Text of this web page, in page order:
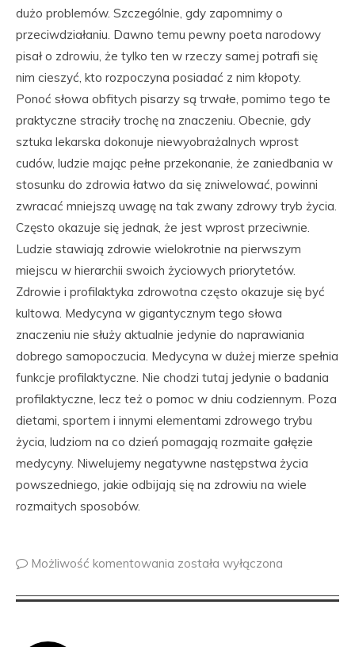
dużo problemów. Szczególnie, gdy zapomnimy o
przeciwdziałaniu. Dawno temu pewny poeta narodowy
pisał o zdrowiu, że tylko ten w rzeczy samej potrafi się
nim cieszyć, kto rozpoczyna posiadać z nim kłopoty.
Ponoć słowa obfitych pisarzy są trwałe, pomimo tego te
praktyczne straciły trochę na znaczeniu. Obecnie, gdy
sztuka lekarska dokonuje niewyobrażalnych wprost
cudów, ludzie mając pełne przekonanie, że zaniedbania w
stosunku do zdrowia łatwo da się zniwelować, powinni
zwracać mniejszą uwagę na tak zwany zdrowy tryb życia.
Często okazuje się jednak, że jest wprost przeciwnie.
Ludzie stawiają zdrowie wielokrotnie na pierwszym
miejscu w hierarchii swoich życiowych priorytetów.
Zdrowie i profilaktyka zdrowotna często okazuje się być
kultowa. Medycyna w gigantycznym tego słowa
znaczeniu nie służy aktualnie jedynie do naprawiania
dobrego samopoczucia. Medycyna w dużej mierze spełnia
funkcje profilaktyczne. Nie chodzi tutaj jedynie o badania
profilaktyczne, lecz też o pomoc w dniu codziennym. Poza
dietami, sportem i innymi elementami zdrowego trybu
życia, ludziom na co dzień pomagają rozmaite gałęzie
medycyny. Niwelujemy negatywne następstwa życia
powszedniego, jakie odbijają się na zdrowiu na wiele
rozmaitych sposobów.
Możliwość komentowania została wyłączona